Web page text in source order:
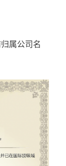
属公司名